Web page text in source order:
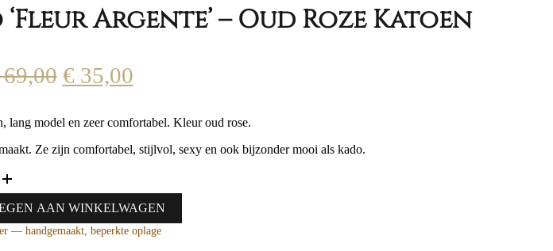
Argente’ – Oud Roze Katoen
Oorspronkelijke
was:
€ 35,00Huidige
is:
lang model en zeer comfortabel. Kleur oud rose.
Ze zijn comfortabel, stijlvol, sexy en ook bijzonder mooi als kado.
AAN WINKELWAGEN
— handgemaakt, beperkte oplage